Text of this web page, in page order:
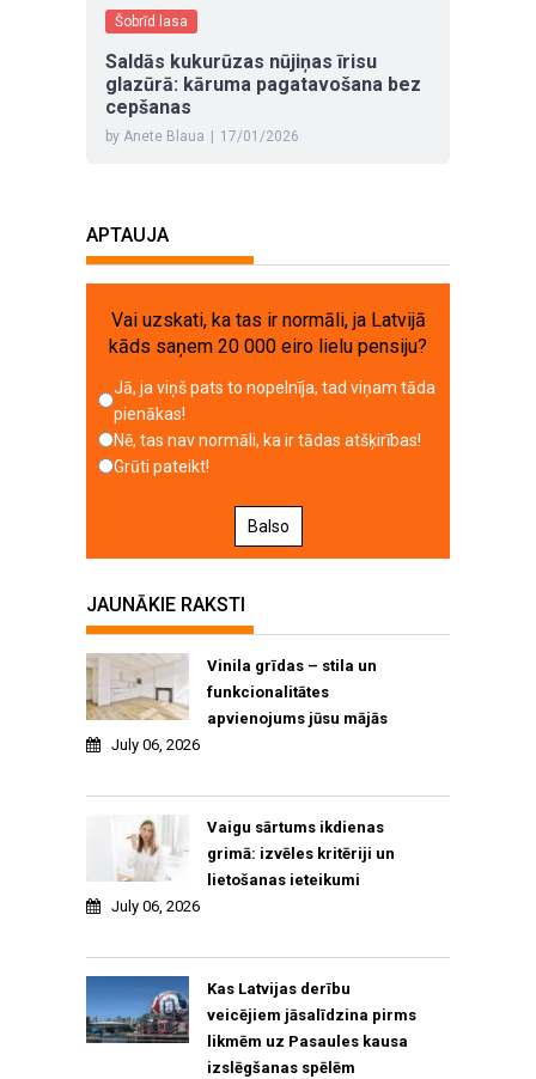
Šobrīd lasa
Saldās kukurūzas nūjiņas īrisu
glazūrā: kāruma pagatavošana bez
cepšanas
by Anete Blaua | 17/01/2026
APTAUJA
Vai uzskati, ka tas ir normāli, ja Latvijā
kāds saņem 20 000 eiro lielu pensiju?
Jā, ja viņš pats to nopelnīja, tad viņam tāda
pienākas!
Nē, tas nav normāli, ka ir tādas atšķirības!
Grūti pateikt!
Balso
JAUNĀKIE RAKSTI
Vinila grīdas – stila un
funkcionalitātes
apvienojums jūsu mājās
July 06, 2026
Vaigu sārtums ikdienas
grimā: izvēles kritēriji un
lietošanas ieteikumi
July 06, 2026
Kas Latvijas derību
veicējiem jāsalīdzina pirms
likmēm uz Pasaules kausa
izslēgšanas spēlēm